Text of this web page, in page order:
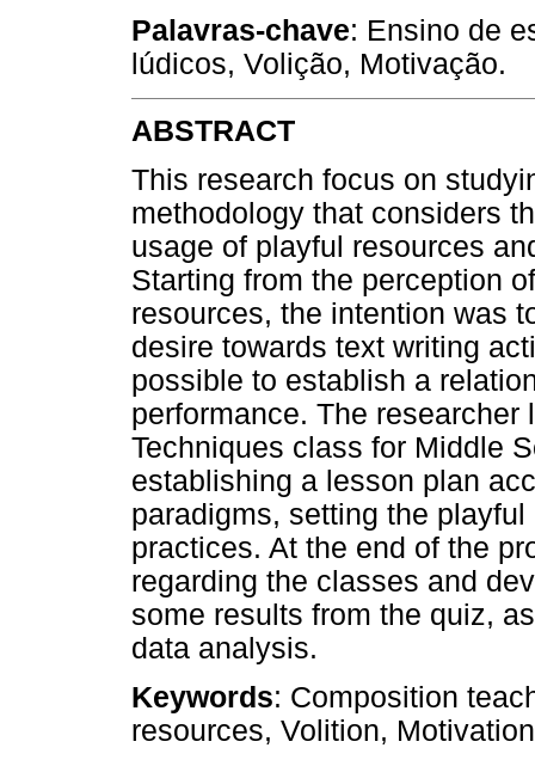
Palavras-chave: Ensino de
lúdicos, Volição, Motivação.
ABSTRACT
This research focus on
methodology that considers
usage of playful resources
Starting from the perception
resources, the intention was
desire towards text writing
possible to establish a
performance. The
Techniques class for Middle
establishing a lesson plan
paradigms, setting the
practices. At the end of the
regarding the classes and
some results from the quiz,
data analysis.
Keywords: Composition
resources, Volition,